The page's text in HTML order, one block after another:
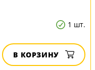
1 шт.
В КОРЗИНУ